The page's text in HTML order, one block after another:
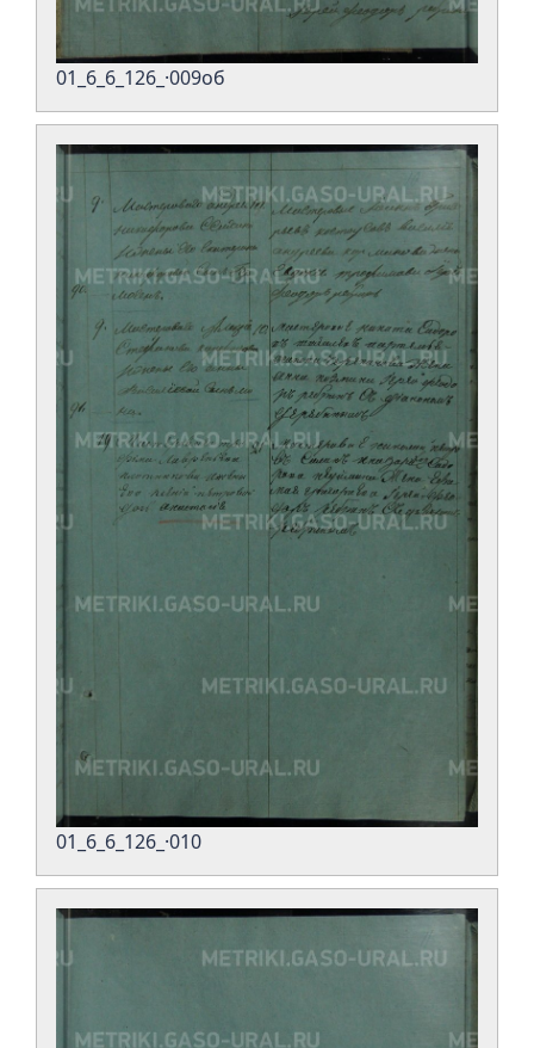
01_6_6_126_·009об
01_6_6_126_·010